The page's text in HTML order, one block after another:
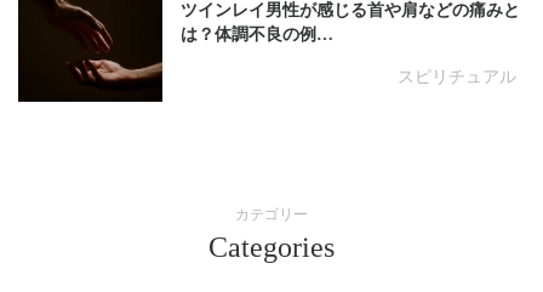
スピリチュアル
ツインレイ男性が感じる首や肩などの痛みと
は？体調不良の例…
カテゴリー
Categories